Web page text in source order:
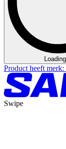
Product heeft merk:
Swipe